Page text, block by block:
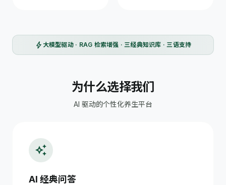
bolt 大模型驱动 · RAG 检索增强 · 三经典知识库 · 三语支持
为什么选择我们
AI 驱动的个性化养生平台
auto_awesome
AI 经典问答